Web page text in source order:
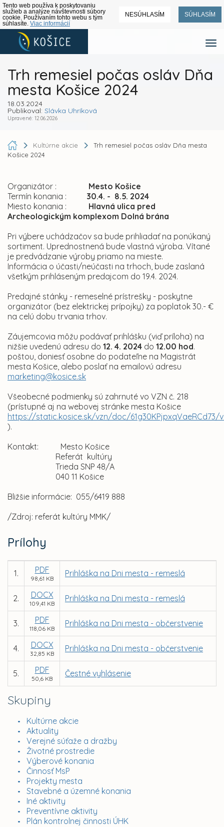
Tento web používa k poskytovaniu
služieb a analýze návštevnosti súbory
cookie. Používaním tohto webu s tým
súhlasíte. Viac informácií
NESÚHLASÍM SÚHLASÍM
Trh remesiel počas osláv Dňa
mesta Košice 2024
18.03.2024
Publikoval: Slávka Uhríková
Upravené: 12.06.2026
Skupiny
Kultúrne akcie
Aktuality
Verejné súťaže a dražby
Životné prostredie
Výberové konania
Činnosť MsP
Projekty mesta
Stavebné a územné konania
Iné aktivity
Preventívne aktivity
Plán kontrolnej činnosti ÚHK
Kultúrne akcie
Trh remesiel počas osláv Dňa mesta
Košice 2024
Organizátor : Mesto Košice
Termín konania : 30.4. - 8.5. 2024
Miesto konania : Hlavná ulica pred
Archeologickým komplexom Dolná brána
Pri výbere uchádzačov sa bude prihliadať na ponúkaný
sortiment. Uprednostnená bude vlastná výroba. Vítané
je predvádzanie výroby priamo na mieste.
Informácia o účasti/neúčasti na trhoch, bude zaslaná
všetkým prihláseným predajcom do 19.4. 2024.
Predajné stánky - remeselné prístrešky - poskytne
organizátor (bez elektrickej prípojky) za poplatok 30.- €
na celú dobu trvania trhov.
Záujemcovia môžu podávať prihlášku (viď príloha) na
nižšie uvedenú adresu do 12. 4. 2024 do 12.00 hod.
poštou, doniesť osobne do podateľne na Magistrát
mesta Košice, alebo poslať na emailovú adresu
marketing@kosice.sk
Všeobecné podmienky sú zahrnuté vo VZN č. 218
(prístupné aj na webovej stránke mesta Košice
https://static.kosice.sk/vzn/doc/61g30KPjpxqVaeRCd73/
).
Kontakt: Mesto Košice
Referát kultúry
Trieda SNP 48/A
040 11 Košice
Bližšie informácie: 055/6419 888
/Zdroj: referát kultúry MMK/
Prílohy
1. PDF
98,61 KB
Prihláška na Dni mesta - remeslá
2. DOCX
109,41 KB
Prihláška na Dni mesta - remeslá
3. PDF
118,06 KB
Prihláška na Dni mesta - občerstvenie
4. DOCX
32,85 KB
Prihláška na Dni mesta - občerstvenie
5. PDF
50,6 KB
Čestné vyhlásenie